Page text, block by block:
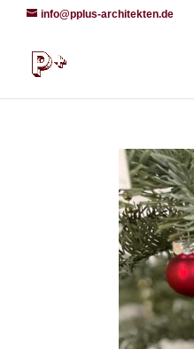
info@pplus-architekten.de